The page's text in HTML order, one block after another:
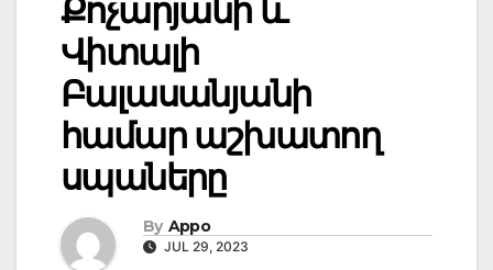
Քոչարյանի և
Վիտալի
Բալասանյանի
համար աշխատող
սպաները
By Appo
JUL 29, 2023